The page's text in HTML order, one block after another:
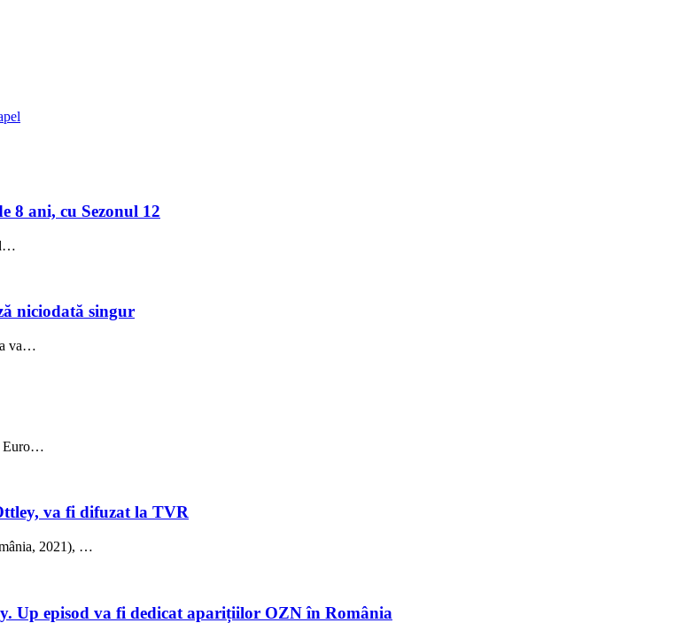
8 ani, cu Sezonul 12
niciodată singur
va…
Euro…
va fi difuzat la TVR
2021), …
Up episod va fi dedicat aparițiilor OZN în România